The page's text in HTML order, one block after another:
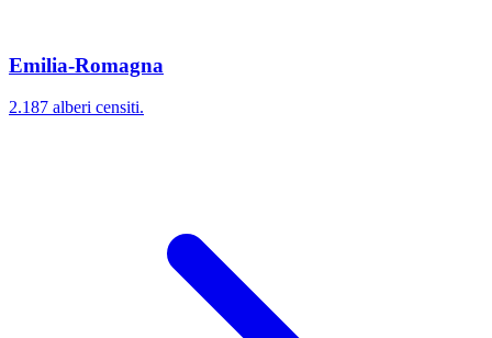
Emilia-Romagna
2.187 alberi censiti.